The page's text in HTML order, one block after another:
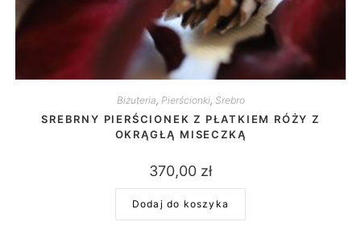
Biżuteria, Pierścionki, Srebro
SREBRNY PIERŚCIONEK Z PŁATKIEM RÓŻY Z
OKRĄGŁĄ MISECZKĄ
370,00 zł
Dodaj do koszyka